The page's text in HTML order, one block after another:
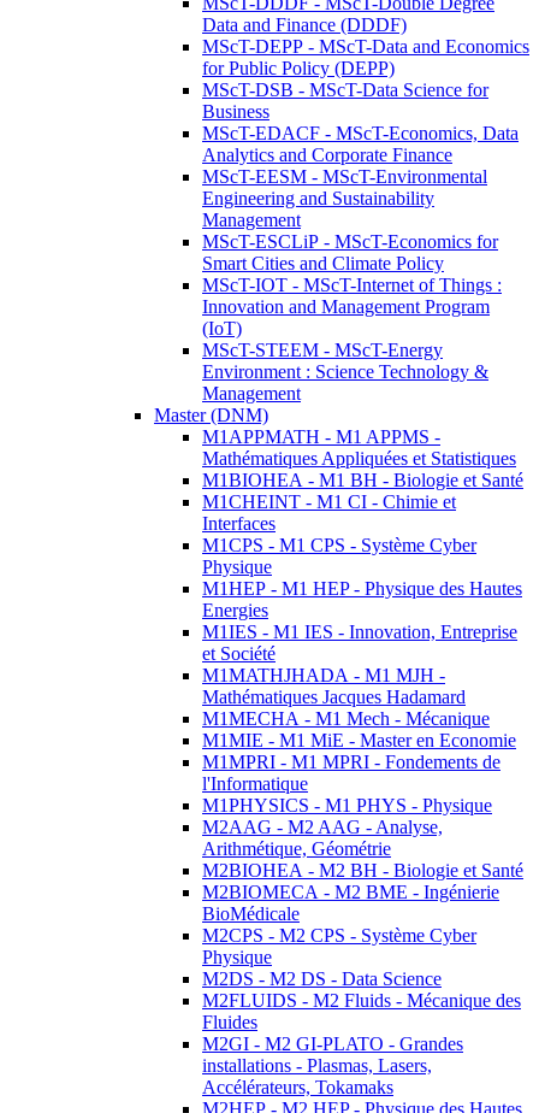
Data and Finance (DDDF)
MScT-DEPP - MScT-Data and Economics
for Public Policy (DEPP)
MScT-DSB - MScT-Data Science for
Business
MScT-EDACF - MScT-Economics, Data
Analytics and Corporate Finance
MScT-EESM - MScT-Environmental
Engineering and Sustainability
Management
MScT-ESCLiP - MScT-Economics for
Smart Cities and Climate Policy
MScT-IOT - MScT-Internet of Things :
Innovation and Management Program
(IoT)
MScT-STEEM - MScT-Energy
Environment : Science Technology &
Management
Master (DNM)
M1APPMATH - M1 APPMS -
Mathématiques Appliquées et Statistiques
M1BIOHEA - M1 BH - Biologie et Santé
M1CHEINT - M1 CI - Chimie et
Interfaces
M1CPS - M1 CPS - Système Cyber
Physique
M1HEP - M1 HEP - Physique des Hautes
Energies
M1IES - M1 IES - Innovation, Entreprise
et Société
M1MATHJHADA - M1 MJH -
Mathématiques Jacques Hadamard
M1MECHA - M1 Mech - Mécanique
M1MIE - M1 MiE - Master en Economie
M1MPRI - M1 MPRI - Fondements de
l'Informatique
M1PHYSICS - M1 PHYS - Physique
M2AAG - M2 AAG - Analyse,
Arithmétique, Géométrie
M2BIOHEA - M2 BH - Biologie et Santé
M2BIOMECA - M2 BME - Ingénierie
BioMédicale
M2CPS - M2 CPS - Système Cyber
Physique
M2DS - M2 DS - Data Science
M2FLUIDS - M2 Fluids - Mécanique des
Fluides
M2GI - M2 GI-PLATO - Grandes
installations - Plasmas, Lasers,
Accélérateurs, Tokamaks
M2HEP - M2 HEP - Physique des Hautes